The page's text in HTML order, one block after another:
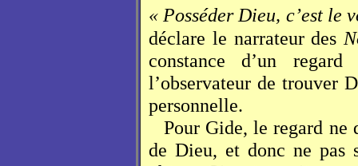
« Posséder Dieu, c’est le
déclare le narrateur des
constance d’un
l’observateur de trouver
personnelle.
Pour Gide, le regard ne
de Dieu, et donc ne pas